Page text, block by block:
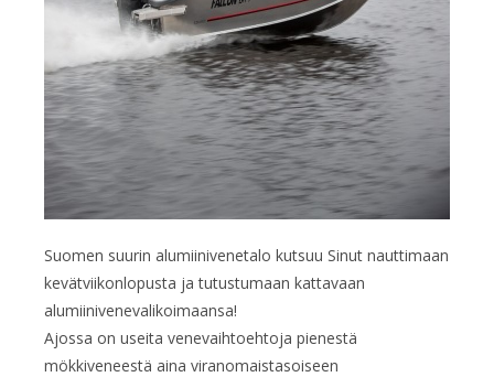
Suomen suurin alumiinivenetalo kutsuu Sinut nauttimaan
kevätviikonlopusta ja tutustumaan kattavaan
alumiinivenevalikoimaansa!
Ajossa on useita venevaihtoehtoja pienestä
mökkiveneestä aina viranomaistasoiseen